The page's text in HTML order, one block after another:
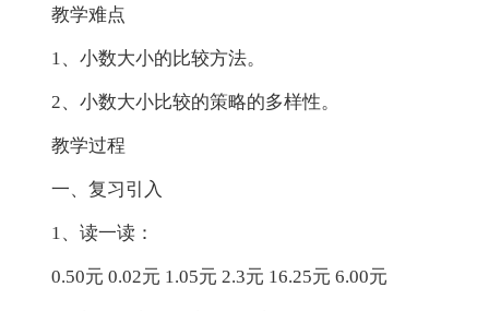
教学难点
1、小数大小的比较方法。
2、小数大小比较的策略的多样性。
教学过程
一、复习引入
1、读一读：
0.50元 0.02元 1.05元 2.3元 16.25元 6.00元